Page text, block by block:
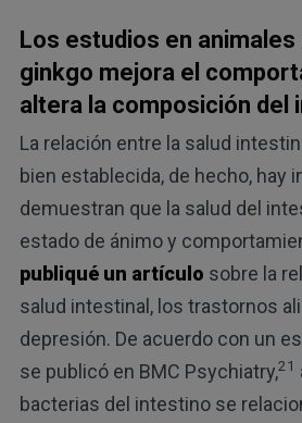
Los estudios en animales
ginkgo mejora el
altera la composición del
La relación entre la salud
bien establecida, de hecho, hay
demuestran que la salud del
estado de ánimo y
publiqué un artículo sobre la
salud intestinal, los trastornos
depresión. De acuerdo con un
se publicó en BMC Psychiatry,21
bacterias del intestino se